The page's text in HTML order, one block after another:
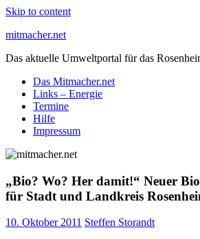
Skip to content
mitmacher.net
Das aktuelle Umweltportal für das
Das Mitmacher.net
Links – Energie
Termine
Hilfe
Impressum
„Bio? Wo? Her damit!“ Neuer
für Stadt und Landkreis
10. Oktober 2011 Steffen Storandt